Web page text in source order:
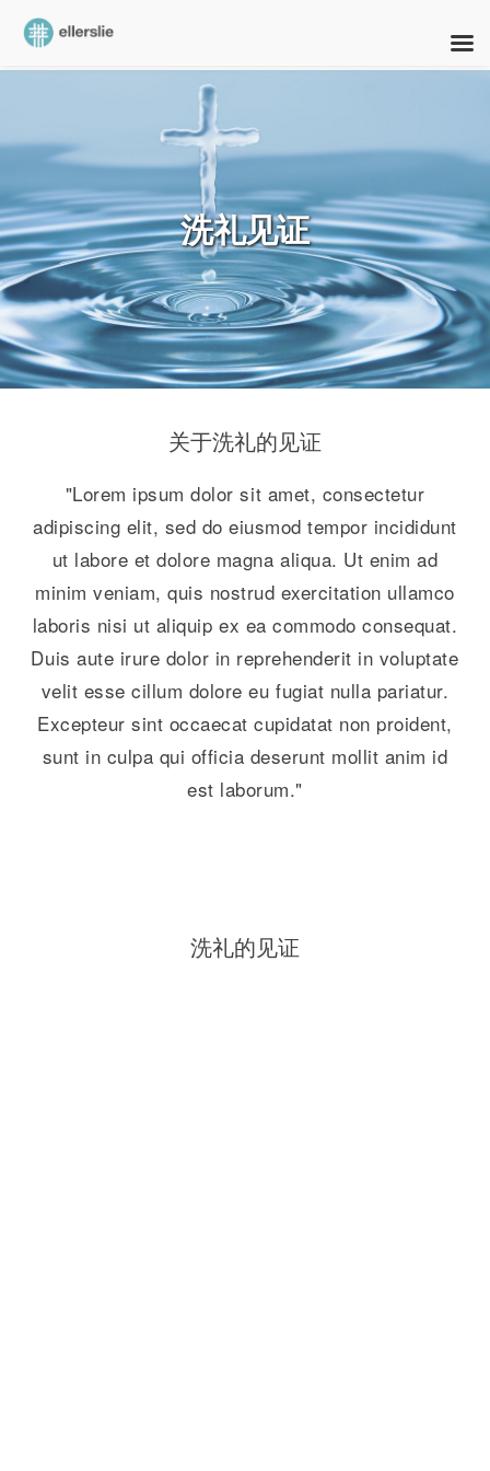
洗礼见证
关于洗礼的见证
"Lorem ipsum dolor sit amet, consectetur
adipiscing elit, sed do eiusmod tempor incididunt
ut labore et dolore magna aliqua. Ut enim ad
minim veniam, quis nostrud exercitation ullamco
laboris nisi ut aliquip ex ea commodo consequat.
Duis aute irure dolor in reprehenderit in voluptate
velit esse cillum dolore eu fugiat nulla pariatur.
Excepteur sint occaecat cupidatat non proident,
sunt in culpa qui officia deserunt mollit anim id
est laborum."
洗礼的见证